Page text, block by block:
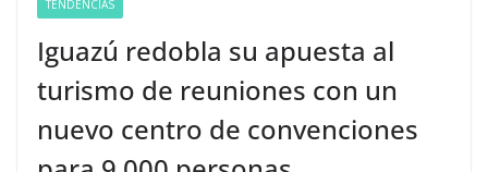
TENDENCIAS
Iguazú redobla su apuesta al
turismo de reuniones con un
nuevo centro de convenciones